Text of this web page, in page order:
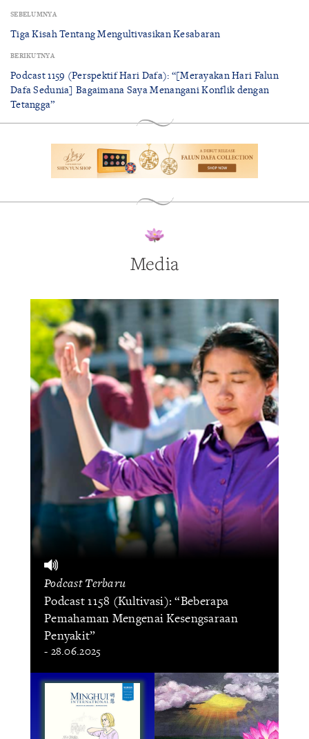
SEBELUMNYA
Tiga Kisah Tentang Mengultivasikan Kesabaran
BERIKUTNYA
Podcast 1159 (Perspektif Hari Dafa): “[Merayakan Hari Falun
Dafa Sedunia] Bagaimana Saya Menangani Konflik dengan
Tetangga”
Media
Podcast Terbaru
Podcast 1158 (Kultivasi): “Beberapa
Pemahaman Mengenai Kesengsaraan
Penyakit”
- 28.06.2025